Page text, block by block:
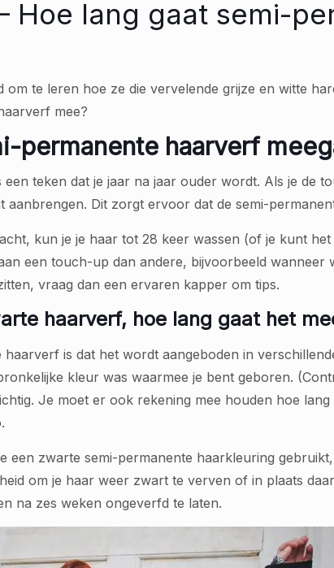
Hoe lang gaat semi-
om te leren hoe ze die vervelende grijze en witte
mee?
permanente haarverf
teken dat je jaar na jaar ouder wordt. Als je de
aanbrengen. Dit zorgt ervoor dat de semi-
kun je je haar tot 28 keer wassen (of je kunt
een touch-up dan andere, bijvoorbeeld
vraag dan een ervaren kapper om tips.
haarverf, hoe lang gaat het
haarverf is dat het wordt aangeboden in
kleur was waarmee je bent geboren.
Je moet er ook rekening mee houden hoe
een zwarte semi-permanente haarkleuring
om je haar weer zwart te verven of in plaats
na zes weken ongeverfd te laten.